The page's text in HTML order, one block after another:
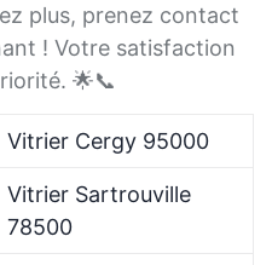
plus, prenez contact
! Votre satisfaction
🌟📞
Vitrier Cergy 95000
Vitrier Sartrouville
78500